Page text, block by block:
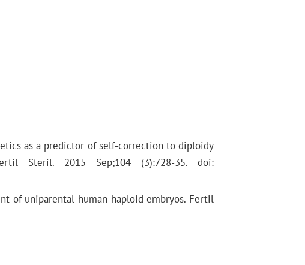
as a predictor of self-correction to diploidy
Steril. 2015 Sep;104 (3):728-35. doi:
of uniparental human haploid embryos. Fertil